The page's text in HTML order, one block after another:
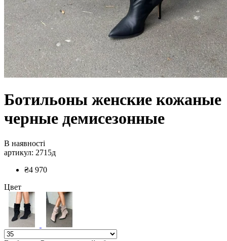
Ботильоны женские кожаные
черные демисезонные
В наявності
артикул: 2715д
₴4 970
Цвет